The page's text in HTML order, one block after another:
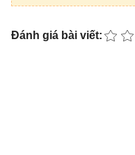
Đánh giá bài viết: